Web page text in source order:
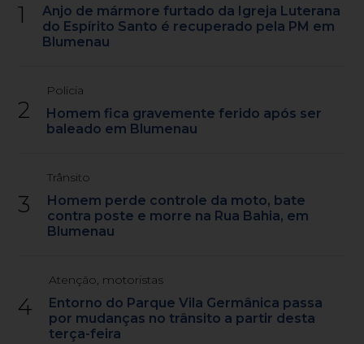
1
Anjo de mármore furtado da Igreja Luterana
do Espírito Santo é recuperado pela PM em
Blumenau
2
Polícia
Homem fica gravemente ferido após ser
baleado em Blumenau
3
Trânsito
Homem perde controle da moto, bate
contra poste e morre na Rua Bahia, em
Blumenau
4
Atenção, motoristas
Entorno do Parque Vila Germânica passa
por mudanças no trânsito a partir desta
terça-feira